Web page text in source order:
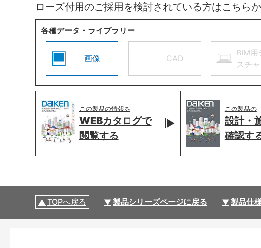
ローズ付用のご採用を検討されている方はこちら
各種データ・ライブラリー
画像 CAD
BIM用
スチ
この製品の情報を
WEBカタログで
閲覧する
この製品の
設計・
確認す
TOPへ戻る 製品シリーズページに戻る 製品仕